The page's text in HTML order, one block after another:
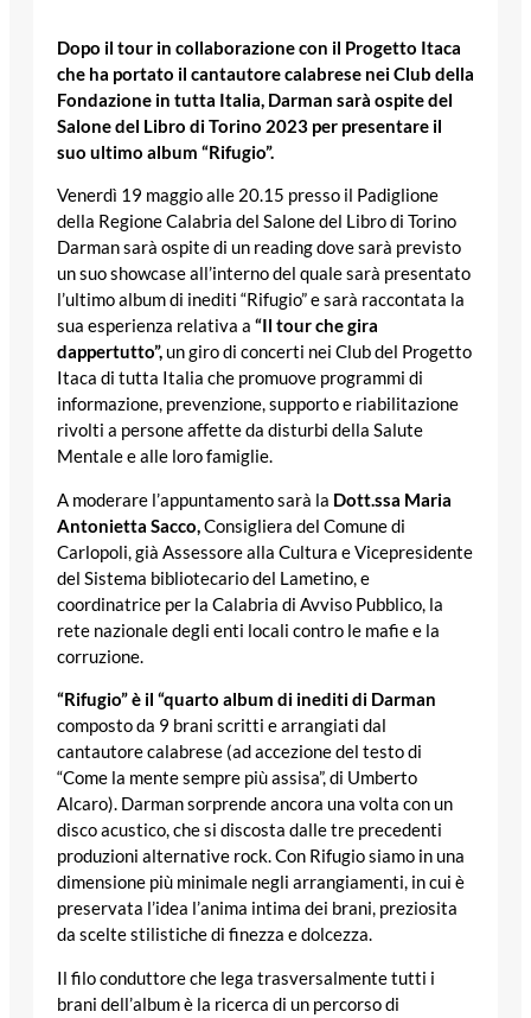
Dopo il tour in collaborazione con il Progetto Itaca
che ha portato il cantautore calabrese nei Club della
Fondazione in tutta Italia, Darman sarà ospite del
Salone del Libro di Torino 2023 per presentare il
suo ultimo album “Rifugio”.
Venerdì 19 maggio alle 20.15 presso il Padiglione
della Regione Calabria del Salone del Libro di Torino
Darman sarà ospite di un reading dove sarà previsto
un suo showcase all’interno del quale sarà presentato
l’ultimo album di inediti “Rifugio” e sarà raccontata la
sua esperienza relativa a “Il tour che gira
dappertutto”, un giro di concerti nei Club del Progetto
Itaca di tutta Italia che promuove programmi di
informazione, prevenzione, supporto e riabilitazione
rivolti a persone affette da disturbi della Salute
Mentale e alle loro famiglie.
A moderare l’appuntamento sarà la Dott.ssa Maria
Antonietta Sacco,Consigliera del Comune di
Carlopoli, già Assessore alla Cultura e Vicepresidente
del Sistema bibliotecario del Lametino, e
coordinatrice per la Calabria di Avviso Pubblico, la
rete nazionale degli enti locali contro le mafie e la
corruzione.
“Rifugio” è il “quarto album di inediti di Darman
composto da 9 brani scritti e arrangiati dal
cantautore calabrese (ad accezione del testo di
“Come la mente sempre più assisa”, di Umberto
Alcaro). Darman sorprende ancora una volta con un
disco acustico, che si discosta dalle tre precedenti
produzioni alternative rock. Con Rifugio siamo in una
dimensione più minimale negli arrangiamenti, in cui è
preservata l’idea l’anima intima dei brani, preziosita
da scelte stilistiche di finezza e dolcezza.
Il filo conduttore che lega trasversalmente tutti i
brani dell’album è la ricerca di un percorso di